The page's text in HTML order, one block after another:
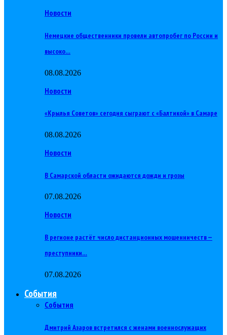
Новости
Немецкие общественники провели автопробег по России и
высоко…
08.08.2026
Новости
«Крылья Советов» сегодня сыграют с «Балтикой» в Самаре
08.08.2026
Новости
В Самарской области ожидаются дожди и грозы
07.08.2026
Новости
В регионе растёт число дистанционных мошенничеств —
преступники…
07.08.2026
События
События
Дмитрий Азаров встретился с женами военнослужащих